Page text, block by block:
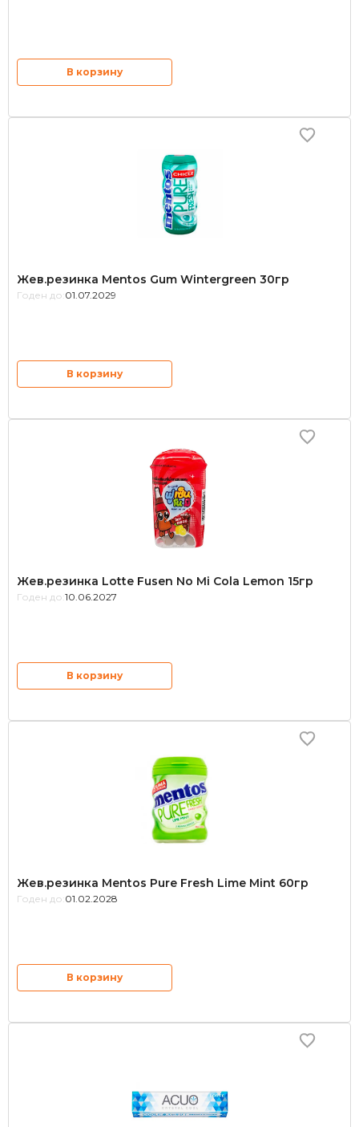
В корзину
Жев.резинка Mentos Gum Wintergreen 30гр
Годен до: 01.07.2029
В корзину
Жев.резинка Lotte Fusen No Mi Cola Lemon 15гр
Годен до: 10.06.2027
В корзину
Жев.резинка Mentos Pure Fresh Lime Mint 60гр
Годен до: 01.02.2028
В корзину